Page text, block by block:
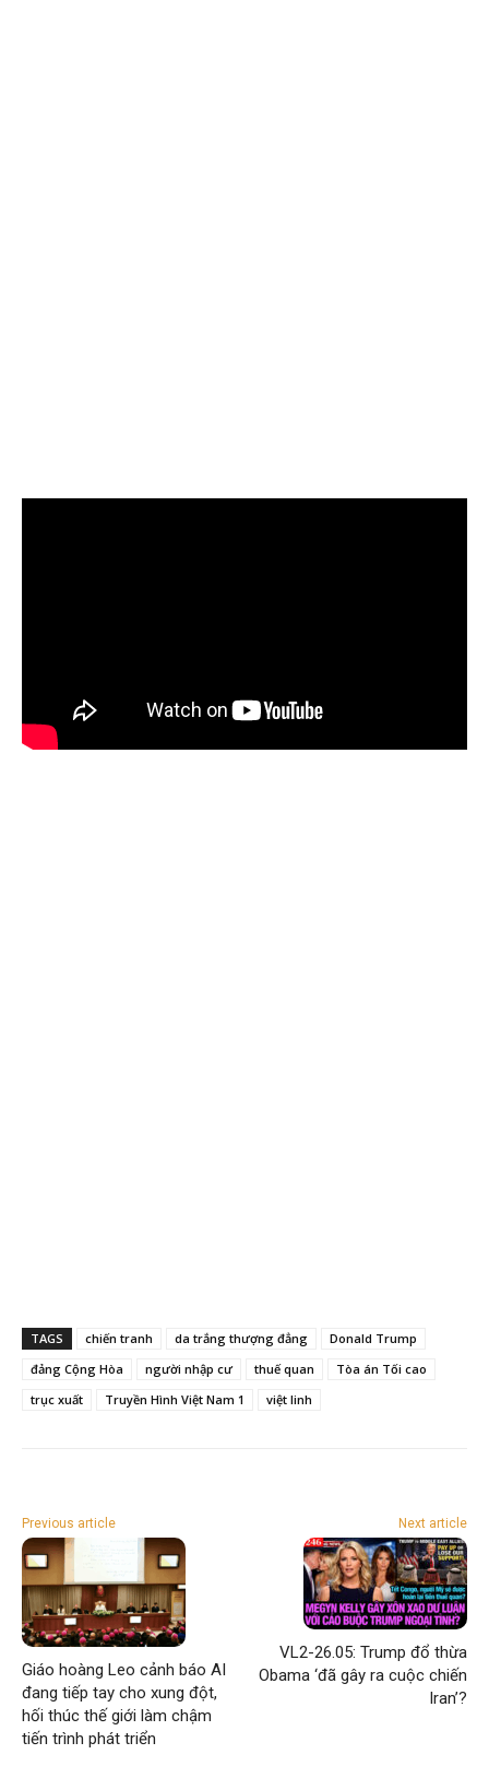
TAGS chiến tranh da trắng thượng đẳng
Donald Trump
đảng Cộng Hòa
người nhập cư thuế quan
Tòa án Tối cao
trục xuất
Truyền Hình Việt Nam 1 việt linh
Previous article
Giáo hoàng Leo cảnh báo AI
đang tiếp tay cho xung đột,
hối thúc thế giới làm chậm
tiến trình phát triển
Next article
VL2-26.05: Trump đổ thừa
Obama ‘đã gây ra cuộc chiến
Iran’?